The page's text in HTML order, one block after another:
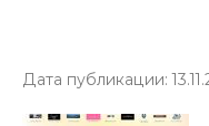
Дата публикации: